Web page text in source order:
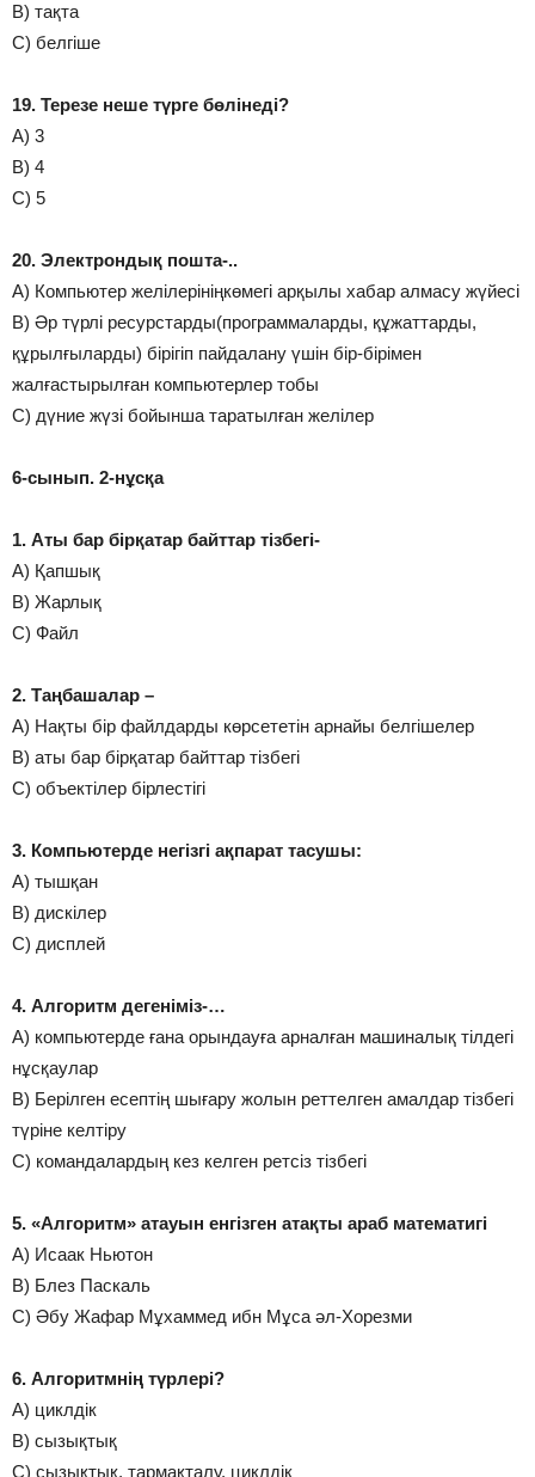
В) тақта
С) белгіше
19. Терезе неше түрге бөлінеді?
А) 3
В) 4
С) 5
20. Электрондық пошта-..
А) Компьютер желілерініңкөмегі арқылы хабар алмасу жүйесі
В) Әр түрлі ресурстарды(программаларды, құжаттарды,
құрылғыларды) бірігіп пайдалану үшін бір-бірімен
жалғастырылған компьютерлер тобы
С) дүние жүзі бойынша таратылған желілер
6-сынып. 2-нұсқа
1. Аты бар бірқатар байттар тізбегі-
А) Қапшық
В) Жарлық
С) Файл
2. Таңбашалар –
А) Нақты бір файлдарды көрсететін арнайы белгішелер
В) аты бар бірқатар байттар тізбегі
С) объектілер бірлестігі
3. Компьютерде негізгі ақпарат тасушы:
А) тышқан
В) дискілер
С) дисплей
4. Алгоритм дегеніміз-…
А) компьютерде ғана орындауға арналған машиналық тілдегі
нұсқаулар
В) Берілген есептің шығару жолын реттелген амалдар тізбегі
түріне келтіру
С) командалардың кез келген ретсіз тізбегі
5. «Алгоритм» атауын енгізген атақты араб математигі
А) Исаак Ньютон
В) Блез Паскаль
С) Әбу Жафар Мұхаммед ибн Мұса әл-Хорезми
6. Алгоритмнің түрлері?
А) циклдік
В) сызықтық
С) сызықтық, тармақталу, циклдік